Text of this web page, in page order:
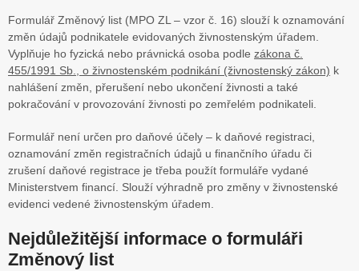
Formulář Změnový list (MPO ZL – vzor č. 16) slouží k oznamování
změn údajů podnikatele evidovaných živnostenským úřadem.
Vyplňuje ho fyzická nebo právnická osoba podle zákona č.
455/1991 Sb., o živnostenském podnikání (živnostenský zákon) k
nahlášení změn, přerušení nebo ukončení živnosti a také
pokračování v provozování živnosti po zemřelém podnikateli.
Formulář není určen pro daňové účely – k daňové registraci,
oznamování změn registračních údajů u finančního úřadu či
zrušení daňové registrace je třeba použít formuláře vydané
Ministerstvem financí. Slouží výhradně pro změny v živnostenské
evidenci vedené živnostenským úřadem.
Nejdůležitější informace o formuláři
Změnový list